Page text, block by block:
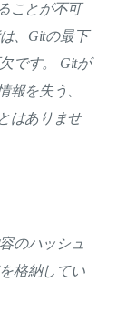
ことが不可
、Gitの最下
です。 Gitが
報を失う、
はありませ
のハッシュ
格納してい